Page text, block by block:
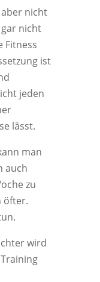
nicht
nicht
Fitness
ist
jeden
lässt.
man
auch
zu
öfter.
wird